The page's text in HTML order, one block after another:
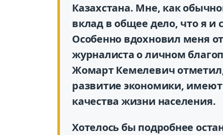
Казахстана. Мне, как
вклад в общее дело, что я и
Особенно вдохновил меня
журналиста о личном
Жомарт Кемелевич
развитие экономики,
качества жизни населения.
Хотелось бы подробнее